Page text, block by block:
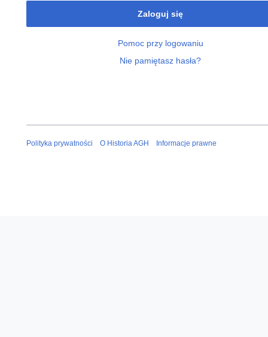
Zaloguj się
Pomoc przy logowaniu
Nie pamiętasz hasła?
Polityka prywatności O Historia AGH Informacje prawne